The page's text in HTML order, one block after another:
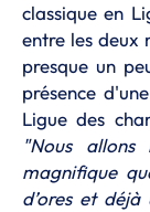
classique en
entre les deux
presque un
présence
Ligue des
"Nous allons
magnifique
d’ores et